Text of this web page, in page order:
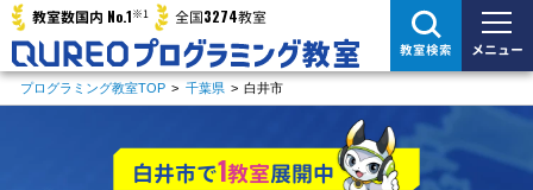
教室数国内 No.1※1 全国3274教室
教室検索 メニュー
プログラミング教室TOP > 千葉県 > 白井市
白井市で1教室展開中